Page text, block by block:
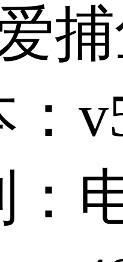
捕
：
：